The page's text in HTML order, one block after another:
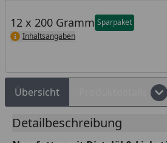
12 x 200 Gramm Sparpaket
Inhaltsangaben
Übersicht
Detailbeschreibung